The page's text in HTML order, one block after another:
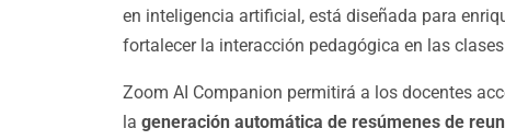
en inteligencia artificial, está diseñada para
fortalecer la interacción pedagógica en las
Zoom AI Companion permitirá a los docentes
la generación automática de resúmenes de